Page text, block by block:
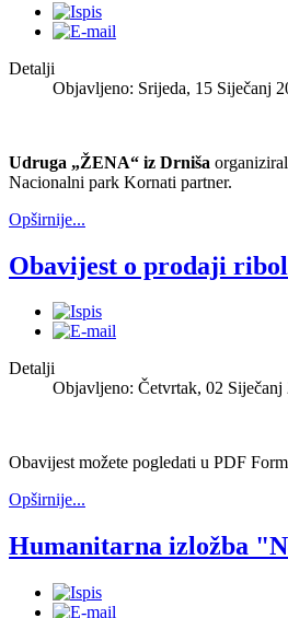
Detalji
Objavljeno: Srijeda, 15 Siječanj
Udruga „ŽENA“ iz Drniša
Nacionalni park Kornati partner.
Opširnije...
Obavijest o prodaji
Detalji
Objavljeno: Četvrtak, 02 Siječanj
Obavijest možete pogledati u PDF
Opširnije...
Humanitarna izložba